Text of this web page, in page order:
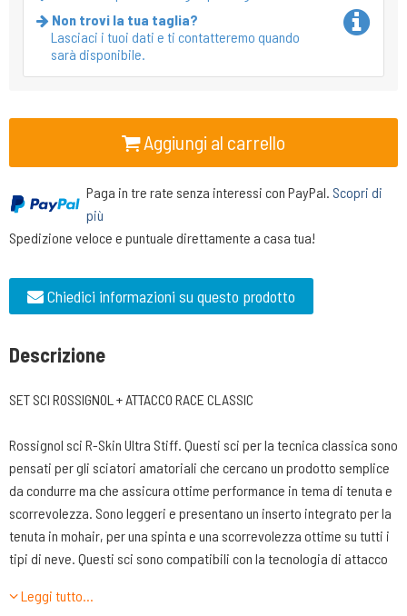
Non trovi la tua taglia?
Lasciaci i tuoi dati e ti contatteremo quando
sarà disponibile.
Aggiungi al carrello
Paga in tre rate senza interessi con PayPal. Scopri di
più
Spedizione veloce e puntuale direttamente a casa tua!
Chiedici informazioni su questo prodotto
Descrizione
SET SCI ROSSIGNOL + ATTACCO RACE CLASSIC
Rossignol sci R-Skin Ultra Stiff. Questi sci per la tecnica classica sono
pensati per gli sciatori amatoriali che cercano un prodotto semplice
da condurre ma che assicura ottime performance in tema di tenuta e
scorrevolezza. Sono leggeri e presentano un inserto integrato per la
tenuta in mohair, per una spinta e una scorrevolezza ottime su tutti i
tipi di neve. Questi sci sono compatibili con la tecnologia di attacco
flessibilità naturale per un contatto con la neve, una precisione e una
Leggi tutto…